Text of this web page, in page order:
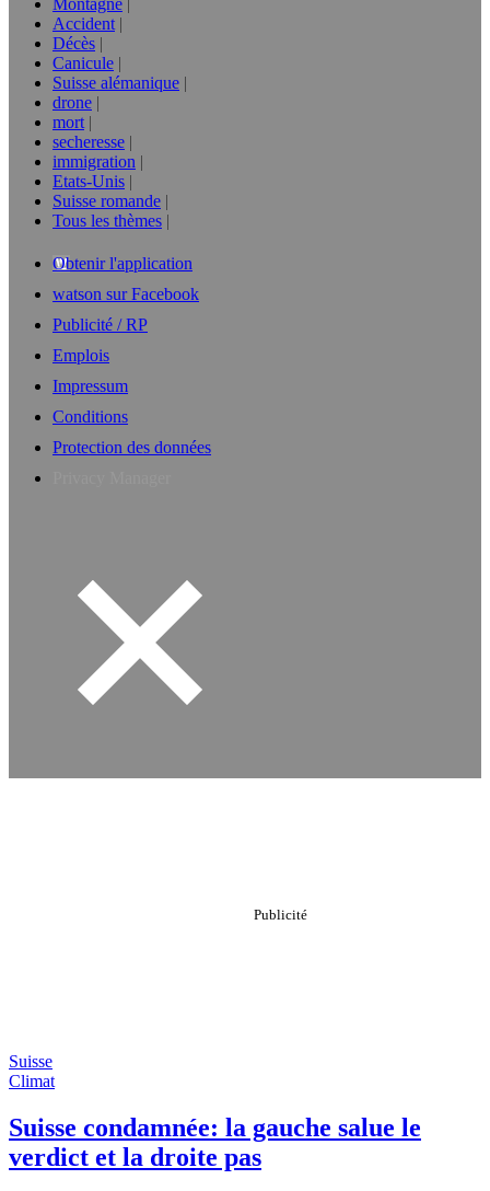
Montagne
Accident
Décès
Canicule
Suisse alémanique
drone
mort
secheresse
immigration
Etats-Unis
Suisse romande
Tous les thèmes
Obtenir l'application
watson sur Facebook
Publicité / RP
Emplois
Impressum
Conditions
Protection des données
Suisse
Climat
Suisse condamnée: la gauche salue le
verdict et la droite pas